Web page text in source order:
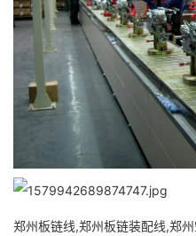
郑州板链线,郑州板链装配线,郑